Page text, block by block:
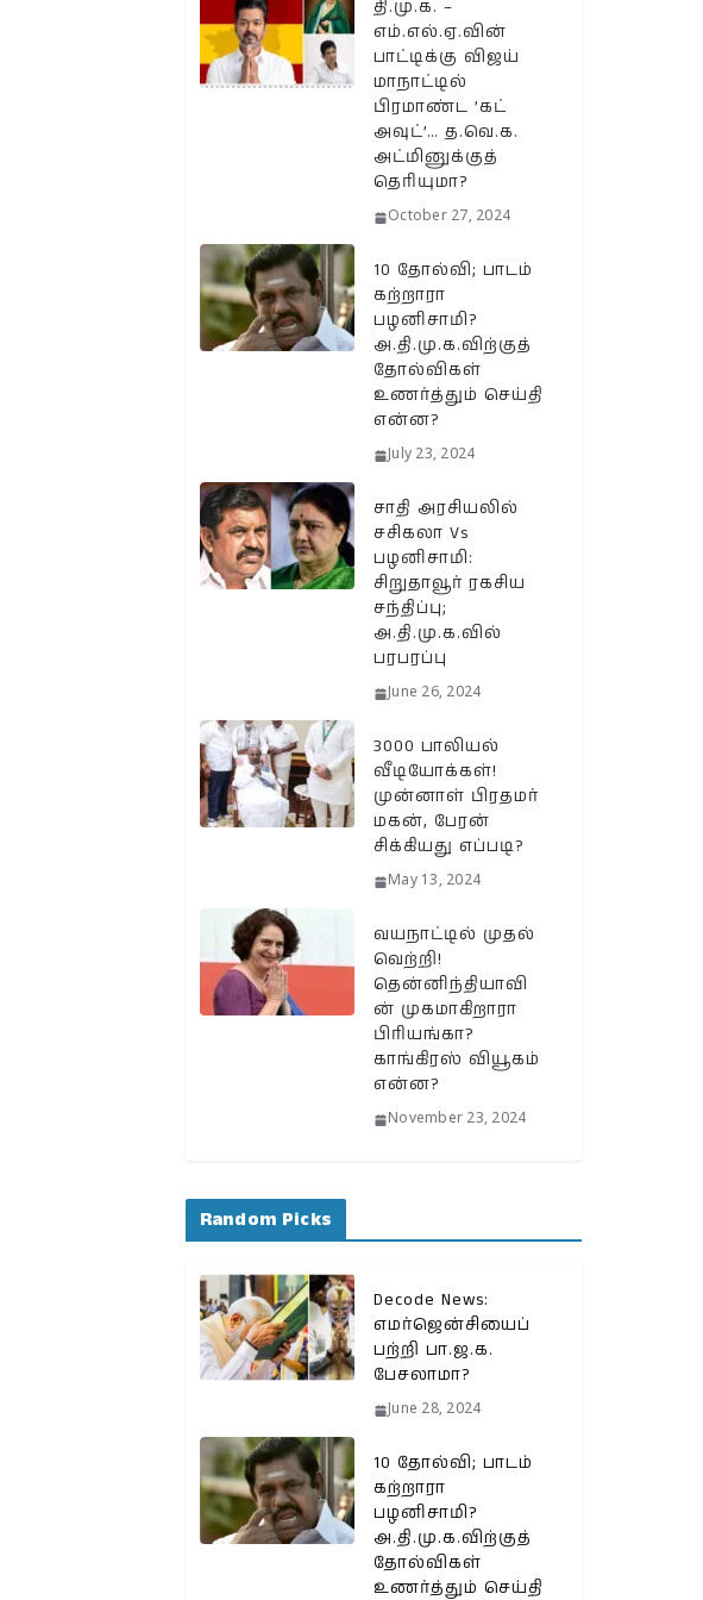
தி.மு.க. –
எம்.எல்.ஏ.வின்
பாட்டிக்கு விஜய்
மாநாட்டில்
பிரமாண்ட ’கட்
அவுட்’… த.வெ.க.
அட்மினுக்குத்
தெரியுமா?
October 27, 2024
10 தோல்வி; பாடம்
கற்றாரா
பழனிசாமி?
அ.தி.மு.க.விற்குத்
தோல்விகள்
உணர்த்தும் செய்தி
என்ன?
July 23, 2024
சாதி அரசியலில்
சசிகலா Vs
பழனிசாமி:
சிறுதாவூர் ரகசிய
சந்திப்பு;
அ.தி.மு.க.வில்
பரபரப்பு
June 26, 2024
3000 பாலியல்
வீடியோக்கள்!
முன்னாள் பிரதமர்
மகன், பேரன்
சிக்கியது எப்படி?
May 13, 2024
வயநாட்டில் முதல்
வெற்றி!
தென்னிந்தியாவி
ன் முகமாகிறாரா
பிரியங்கா?
காங்கிரஸ் வியூகம்
என்ன?
November 23, 2024
Random Picks
Decode News:
எமர்ஜென்சியைப்
பற்றி பா.ஜ.க.
பேசலாமா?
June 28, 2024
10 தோல்வி; பாடம்
கற்றாரா
பழனிசாமி?
அ.தி.மு.க.விற்குத்
தோல்விகள்
உணர்த்தும் செய்தி